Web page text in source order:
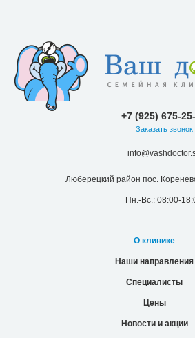
+7 (925) 675-
Заказать звонок
Люберецкий район пос.
Пн.-Вс.: 08:00-
О клинике
Наши направления
Специалисты
Цены
Новости и акции